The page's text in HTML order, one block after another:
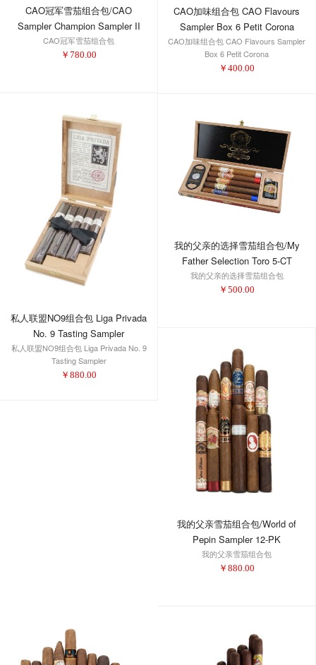
CAO冠军雪茄组合包/CAO
Sampler Champion Sampler II
CAO冠军雪茄组合包
￥ 780.00
CAO加味组合包 CAO Flavours
Sampler Box 6 Petit Corona
CAO加味组合包 CAO Flavours Sampler
Box 6 Petit Corona
￥ 400.00
私人联盟NO9组合包 Liga Privada
No. 9 Tasting Sampler
私人联盟NO9组合包 Liga Privada No. 9
Tasting Sampler
￥ 880.00
我的父亲的选择雪茄组合包/My
Father Selection Toro 5-CT
Sampler
我的父亲的选择雪茄组合包
￥ 500.00
我的父亲雪茄组合包/World of
Pepin Sampler 12-PK
我的父亲雪茄组合包
￥ 880.00